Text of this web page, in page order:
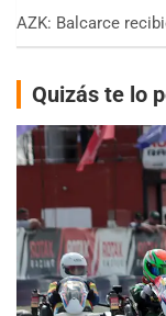
AZK: Balcarce
Quizás te lo